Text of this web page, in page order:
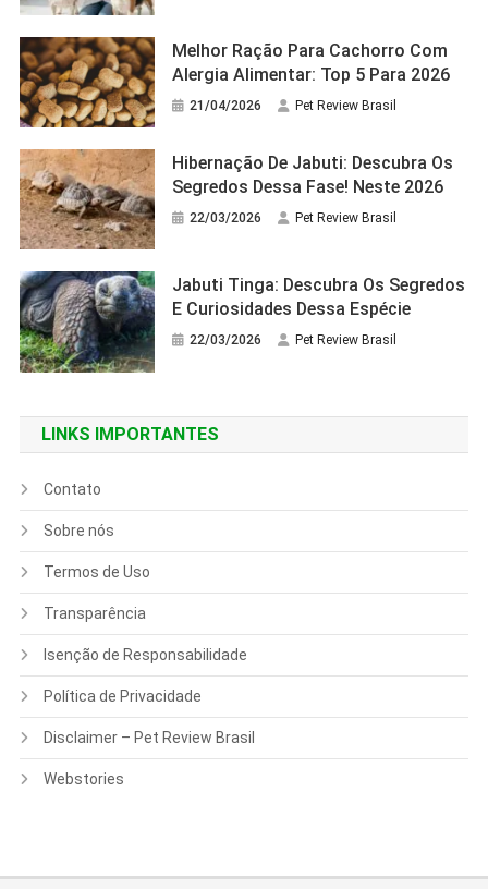
Melhor Ração Para Cachorro Com
Alergia Alimentar: Top 5 Para 2026
21/04/2026 Pet Review Brasil
Hibernação De Jabuti: Descubra Os
Segredos Dessa Fase! Neste 2026
22/03/2026 Pet Review Brasil
Jabuti Tinga: Descubra Os Segredos
E Curiosidades Dessa Espécie
22/03/2026 Pet Review Brasil
LINKS IMPORTANTES
Contato
Sobre nós
Termos de Uso
Transparência
Isenção de Responsabilidade
Política de Privacidade
Disclaimer – Pet Review Brasil
Webstories